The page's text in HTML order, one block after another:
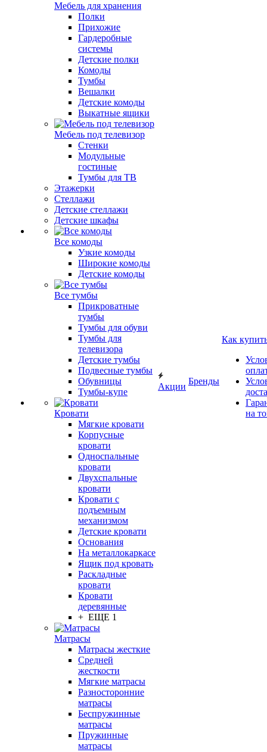
Мебель для хранения
Полки
Прихожие
Гардеробные
системы
Детские полки
Комоды
Тумбы
Вешалки
Детские комоды
Выкатные ящики
Мебель под телевизор
Стенки
Модульные
гостиные
Тумбы для ТВ
Этажерки
Стеллажи
Детские стеллажи
Детские шкафы
Все комоды
Узкие комоды
Широкие комоды
Детские комоды
Все тумбы
Прикроватные
тумбы
Тумбы для обуви
Тумбы для
телевизора
Детские тумбы
Подвесные тумбы
Обувницы
Тумбы-купе
Кровати
Мягкие кровати
Корпусные
кровати
Односпальные
кровати
Двухспальные
кровати
Кровати с
подъемным
механизмом
Детские кровати
Основания
На металлокаркасе
Ящик под кровать
Раскладные
кровати
Кровати
деревянные
+ ЕЩЕ 1
Матрасы
Матрасы жесткие
Средней
жесткости
Мягкие матрасы
Разносторонние
матрасы
Беспружинные
матрасы
Пружинные
матрасы
Акции
Бренды
Как
на